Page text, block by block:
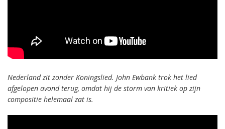
Nederland zit zonder Koningslied. John Ewbank trok het lied
afgelopen avond terug, omdat hij de storm van kritiek op zijn
compositie helemaal zat is.